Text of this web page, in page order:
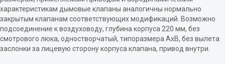
характеристикам дымовые клапаны аналогичны нормально
закрытым клапанам соответствующих модификаций. Возможно
подсоединение к воздуховоду, глубина корпуса 220 мм, без
смотрового люка, одностворчатый, типоразмера АхВ, без вылета
заслонки за лицевую сторону корпуса клапана, привод внутри.